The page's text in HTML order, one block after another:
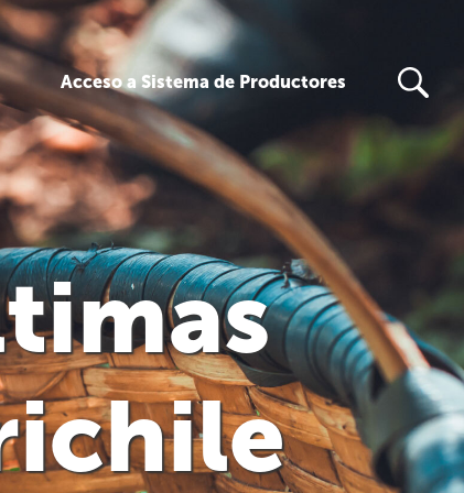
Acceso a Sistema de Productores